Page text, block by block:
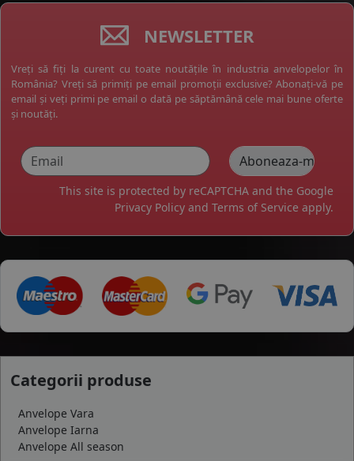
NEWSLETTER
Vreți să fiți la curent cu toate noutățile în industria anvelopelor în
România? Vreți să primiți pe email promoții exclusive? Abonați-vă pe
email și veți primi pe email o dată pe săptămână cele mai bune oferte
și noutăți.
This site is protected by reCAPTCHA and the Google
Privacy Policy and Terms of Service apply.
Categorii produse
Anvelope Vara
Anvelope Iarna
Anvelope All season